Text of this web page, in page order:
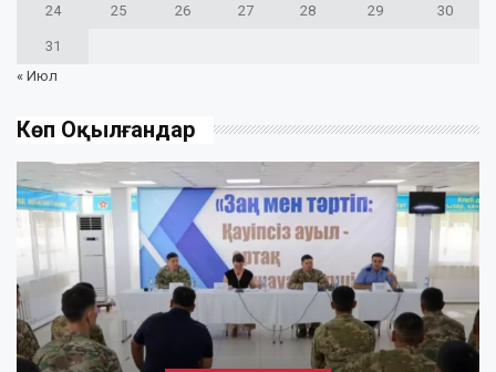
24 25 26 27 28 29 30
31
« Июл
Көп Оқылғандар